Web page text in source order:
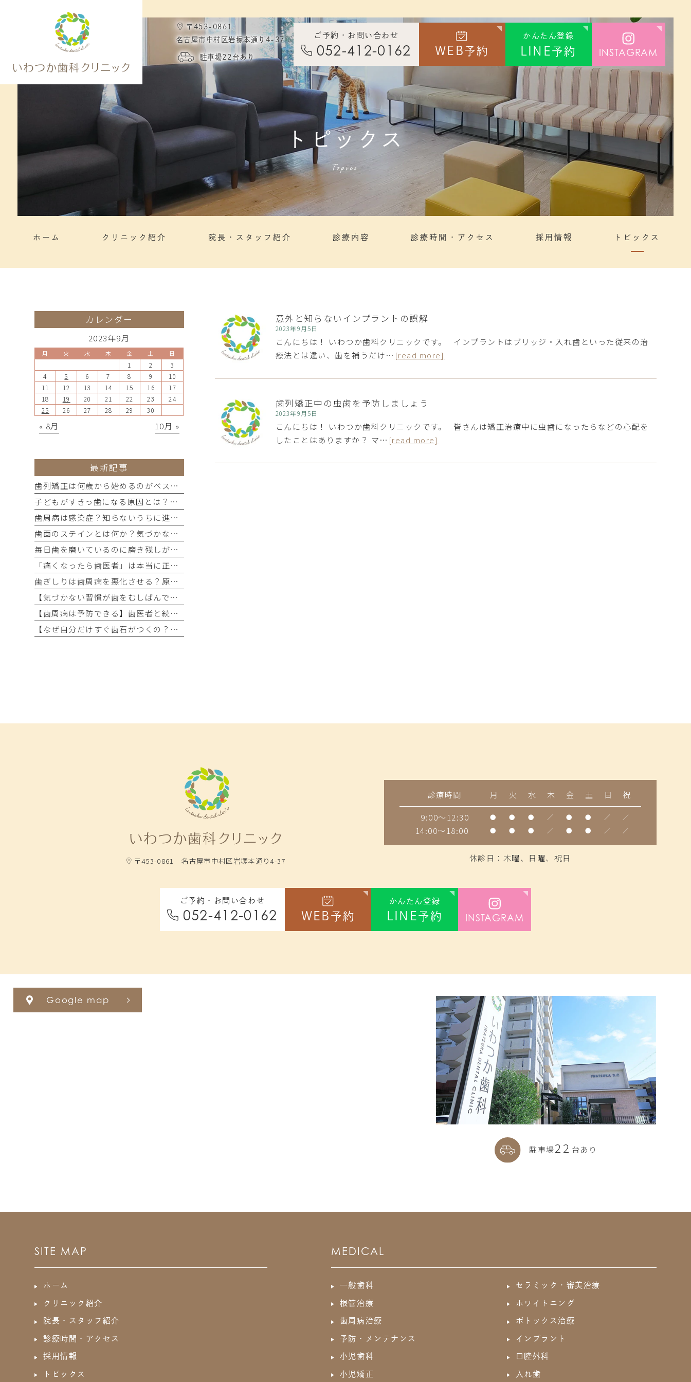
〒453-0861
名古屋市中村区岩塚本通り4-37
駐車場22台あり
ご予約・お問い合わせ
052-412-0162 WEB予約
かんたん登録
LINE予約 INSTAGRAM
トピックス
Topics
ホーム クリニック紹介 院長・スタッフ紹介 診療内容 診療時間・アクセス 採用情報 トピックス
意外と知らないインプラントの誤解
2023年9月5日
こんにちは！ いわつか歯科クリニックです。 インプラントはブリッジ・入れ歯といった従来の治
療法とは違い、歯を補うだけ… [read more]
歯列矯正中の虫歯を予防しましょう
2023年9月5日
こんにちは！ いわつか歯科クリニックです。 皆さんは矯正治療中に虫歯になったらなどの心配を
したことはありますか？ マ… [read more]
カレンダー
2023年9月
月 火 水 木 金 土 日
1 2
3
4
5 6 7 8 9
10
11
12 13 14 15 16
17
18
19 20 21 22 23
24
25
26 27 28 29 30
« 8月 10月 »
最新記事
歯列矯正は何歳から始めるのがベスト？子どもと大人の違い・メリット・デメリットを歯科医が詳しく解説
子どもがすきっ歯になる原因とは？自然に治るケース・放置するリスク・治療方法まで詳しく解説
歯周病は感染症？知らないうちに進行する原因と予防法
歯面のステインとは何か？気づかないうちに進行する着色の正体
毎日歯を磨いているのに磨き残しが起こるのはなぜ？
「痛くなったら歯医者」は本当に正しい考え方なのか
歯ぎしりは歯周病を悪化させる？原因から予防策まで徹底解説
【気づかない習慣が歯をむしばんでいる？】虫歯ができやすい人に共通する「ながら食べ」の危険性とは
【歯周病は予防できる】歯医者と続ける口腔管理の重要性
【なぜ自分だけすぐ歯石がつくの？】歯石ができやすい人の共通点と今日から変えられる予防習慣
〒453-0861名古屋市中村区岩塚本通り4-37
診療時間 月 火 水 木 金 土 日
祝
9:00～12:30
● ● ● ／ ● ● ／ ／
14:00～18:00 ● ● ● ／ ● ● ／ ／
休診日：木曜、日曜、祝日
ご予約・お問い合わせ
052-412-0162 WEB 予約
かんたん登録
LINE予約 INSTAGRAM
Google map
駐車場22 台あり
SITE MAP
ホーム
クリニック紹介
院長・スタッフ紹介
診療時間・アクセス
採用情報
トピックス
MEDICAL
一般歯科
根管治療
歯周病治療
予防・メンテナンス
小児歯科
小児矯正
セラミック・審美治療
ホワイトニング
ボトックス治療
インプラント
口腔外科
入れ歯